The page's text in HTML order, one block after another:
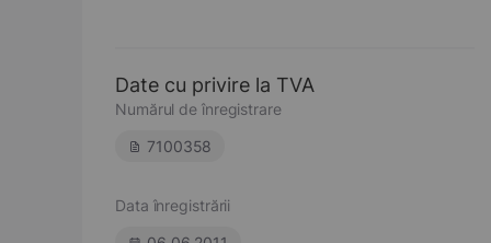
Date cu privire la TVA
Numărul de înregistrare
7100358
Data înregistrării